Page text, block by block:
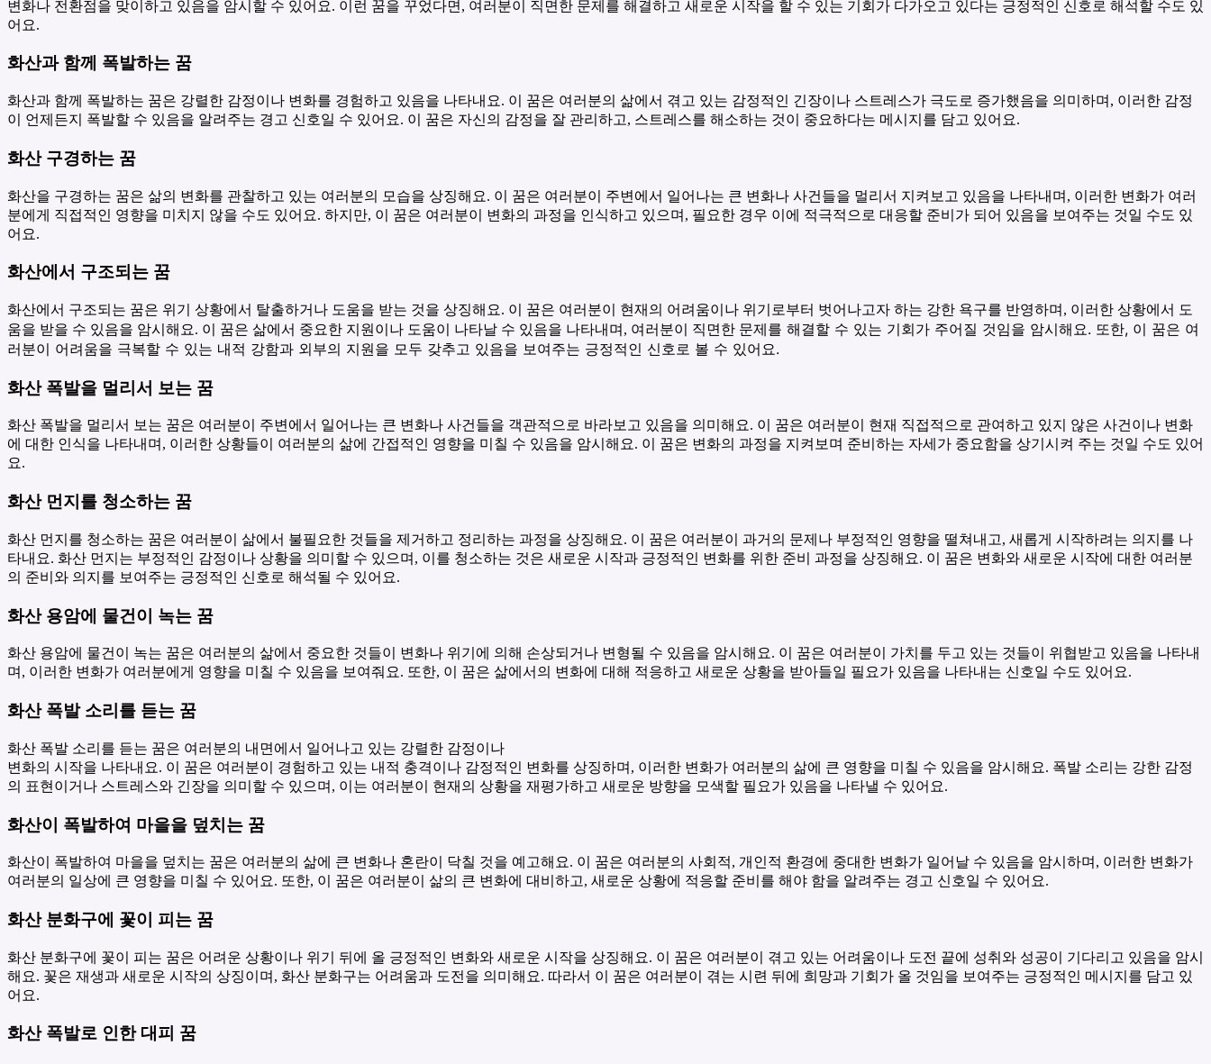
변화나 전환점을 맞이하고 있음을 암시할 수 있어요. 이런 꿈을 꾸었다면, 여러분이 직면한 문제를 해결하고 새로운 시작을 할 수 있는 기회가 다가오고 있다는 긍정적인 신호로 해석할 수도 있
어요.
화산과 함께 폭발하는 꿈
화산과 함께 폭발하는 꿈은 강렬한 감정이나 변화를 경험하고 있음을 나타내요. 이 꿈은 여러분의 삶에서 겪고 있는 감정적인 긴장이나 스트레스가 극도로 증가했음을 의미하며, 이러한 감정
이 언제든지 폭발할 수 있음을 알려주는 경고 신호일 수 있어요. 이 꿈은 자신의 감정을 잘 관리하고, 스트레스를 해소하는 것이 중요하다는 메시지를 담고 있어요.
화산 구경하는 꿈
화산을 구경하는 꿈은 삶의 변화를 관찰하고 있는 여러분의 모습을 상징해요. 이 꿈은 여러분이 주변에서 일어나는 큰 변화나 사건들을 멀리서 지켜보고 있음을 나타내며, 이러한 변화가 여러
분에게 직접적인 영향을 미치지 않을 수도 있어요. 하지만, 이 꿈은 여러분이 변화의 과정을 인식하고 있으며, 필요한 경우 이에 적극적으로 대응할 준비가 되어 있음을 보여주는 것일 수도 있
어요.
화산에서 구조되는 꿈
화산에서 구조되는 꿈은 위기 상황에서 탈출하거나 도움을 받는 것을 상징해요. 이 꿈은 여러분이 현재의 어려움이나 위기로부터 벗어나고자 하는 강한 욕구를 반영하며, 이러한 상황에서 도
움을 받을 수 있음을 암시해요. 이 꿈은 삶에서 중요한 지원이나 도움이 나타날 수 있음을 나타내며, 여러분이 직면한 문제를 해결할 수 있는 기회가 주어질 것임을 암시해요. 또한, 이 꿈은 여
러분이 어려움을 극복할 수 있는 내적 강함과 외부의 지원을 모두 갖추고 있음을 보여주는 긍정적인 신호로 볼 수 있어요.
화산 폭발을 멀리서 보는 꿈
화산 폭발을 멀리서 보는 꿈은 여러분이 주변에서 일어나는 큰 변화나 사건들을 객관적으로 바라보고 있음을 의미해요. 이 꿈은 여러분이 현재 직접적으로 관여하고 있지 않은 사건이나 변화
에 대한 인식을 나타내며, 이러한 상황들이 여러분의 삶에 간접적인 영향을 미칠 수 있음을 암시해요. 이 꿈은 변화의 과정을 지켜보며 준비하는 자세가 중요함을 상기시켜 주는 것일 수도 있어
요.
화산 먼지를 청소하는 꿈
화산 먼지를 청소하는 꿈은 여러분이 삶에서 불필요한 것들을 제거하고 정리하는 과정을 상징해요. 이 꿈은 여러분이 과거의 문제나 부정적인 영향을 떨쳐내고, 새롭게 시작하려는 의지를 나
타내요. 화산 먼지는 부정적인 감정이나 상황을 의미할 수 있으며, 이를 청소하는 것은 새로운 시작과 긍정적인 변화를 위한 준비 과정을 상징해요. 이 꿈은 변화와 새로운 시작에 대한 여러분
의 준비와 의지를 보여주는 긍정적인 신호로 해석될 수 있어요.
화산 용암에 물건이 녹는 꿈
화산 용암에 물건이 녹는 꿈은 여러분의 삶에서 중요한 것들이 변화나 위기에 의해 손상되거나 변형될 수 있음을 암시해요. 이 꿈은 여러분이 가치를 두고 있는 것들이 위협받고 있음을 나타내
며, 이러한 변화가 여러분에게 영향을 미칠 수 있음을 보여줘요. 또한, 이 꿈은 삶에서의 변화에 대해 적응하고 새로운 상황을 받아들일 필요가 있음을 나타내는 신호일 수도 있어요.
화산 폭발 소리를 듣는 꿈
화산 폭발 소리를 듣는 꿈은 여러분의 내면에서 일어나고 있는 강렬한 감정이나
변화의 시작을 나타내요. 이 꿈은 여러분이 경험하고 있는 내적 충격이나 감정적인 변화를 상징하며, 이러한 변화가 여러분의 삶에 큰 영향을 미칠 수 있음을 암시해요. 폭발 소리는 강한 감정
의 표현이거나 스트레스와 긴장을 의미할 수 있으며, 이는 여러분이 현재의 상황을 재평가하고 새로운 방향을 모색할 필요가 있음을 나타낼 수 있어요.
화산이 폭발하여 마을을 덮치는 꿈
화산이 폭발하여 마을을 덮치는 꿈은 여러분의 삶에 큰 변화나 혼란이 닥칠 것을 예고해요. 이 꿈은 여러분의 사회적, 개인적 환경에 중대한 변화가 일어날 수 있음을 암시하며, 이러한 변화가
여러분의 일상에 큰 영향을 미칠 수 있어요. 또한, 이 꿈은 여러분이 삶의 큰 변화에 대비하고, 새로운 상황에 적응할 준비를 해야 함을 알려주는 경고 신호일 수 있어요.
화산 분화구에 꽃이 피는 꿈
화산 분화구에 꽃이 피는 꿈은 어려운 상황이나 위기 뒤에 올 긍정적인 변화와 새로운 시작을 상징해요. 이 꿈은 여러분이 겪고 있는 어려움이나 도전 끝에 성취와 성공이 기다리고 있음을 암시
해요. 꽃은 재생과 새로운 시작의 상징이며, 화산 분화구는 어려움과 도전을 의미해요. 따라서 이 꿈은 여러분이 겪는 시련 뒤에 희망과 기회가 올 것임을 보여주는 긍정적인 메시지를 담고 있
어요.
화산 폭발로 인한 대피 꿈